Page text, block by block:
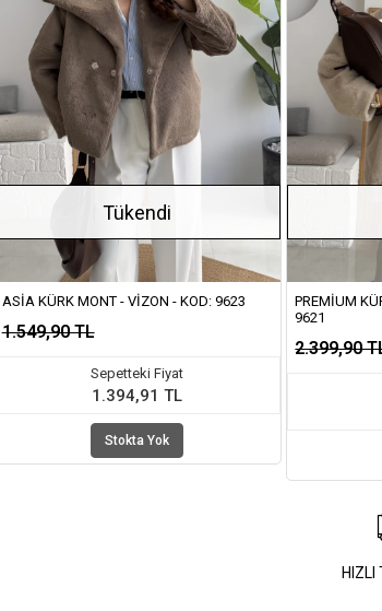
Tükendi
ASIA KÜRK MONT - VIZON - KOD: 9623
1.549,90 TL
Sepetteki Fiyat
1.394,91 TL
Stokta Yok
PREMIUM
9621
2.399,90
HIZLI